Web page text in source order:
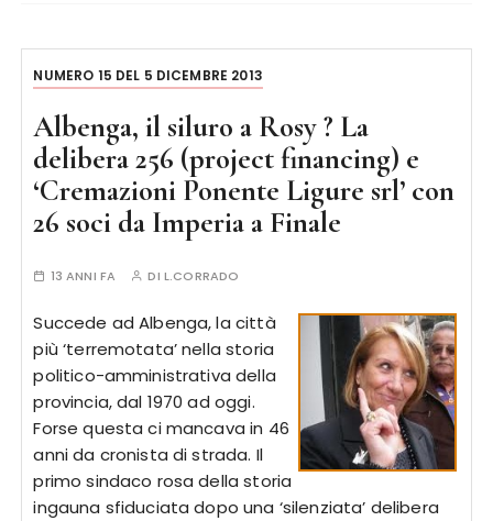
NUMERO 15 DEL 5 DICEMBRE 2013
Albenga, il siluro a Rosy ? La
delibera 256 (project financing) e
‘Cremazioni Ponente Ligure srl’ con
26 soci da Imperia a Finale
13 ANNI FA DI L.CORRADO
Succede ad Albenga, la città
più ‘terremotata’ nella storia
politico-amministrativa della
provincia, dal 1970 ad oggi.
Forse questa ci mancava in 46
anni da cronista di strada. Il
primo sindaco rosa della storia
ingauna sfiduciata dopo una ‘silenziata’ delibera